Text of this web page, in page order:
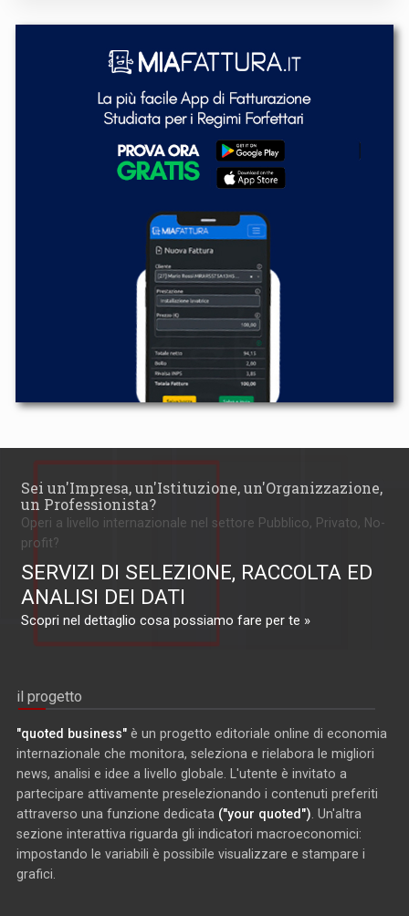
Sei un'Impresa, un'Istituzione, un'Organizzazione,
un Professionista?
Operi a livello internazionale nel settore Pubblico, Privato, No-
profit?
SERVIZI DI SELEZIONE, RACCOLTA ED
ANALISI DEI DATI
Scopri nel dettaglio cosa possiamo fare per te »
il progetto
"quoted business" è un progetto editoriale online di economia
internazionale che monitora, seleziona e rielabora le migliori
news, analisi e idee a livello globale. L'utente è invitato a
partecipare attivamente preselezionando i contenuti preferiti
attraverso una funzione dedicata ("your quoted") . Un'altra
sezione interattiva riguarda gli indicatori macroeconomici:
impostando le variabili è possibile visualizzare e stampare i
grafici.